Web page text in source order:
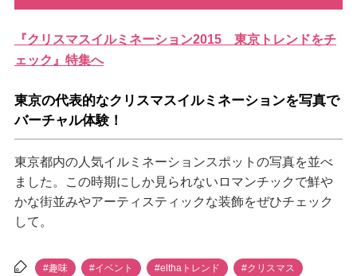
『クリスマスイルミネーション2015 東京トレンドをチ
ェック』特集へ
東京の代表的なクリスマスイルミネーションを写真で
バーチャル体験！
東京都内の人気イルミネーションスポットの写真を並べ
ました。この時期にしか見られないロマンチックで鮮
かな街並みやアーティスティックな装飾をぜひチェック
して。
#趣味 #イベント #elthaトレンド #クリスマス